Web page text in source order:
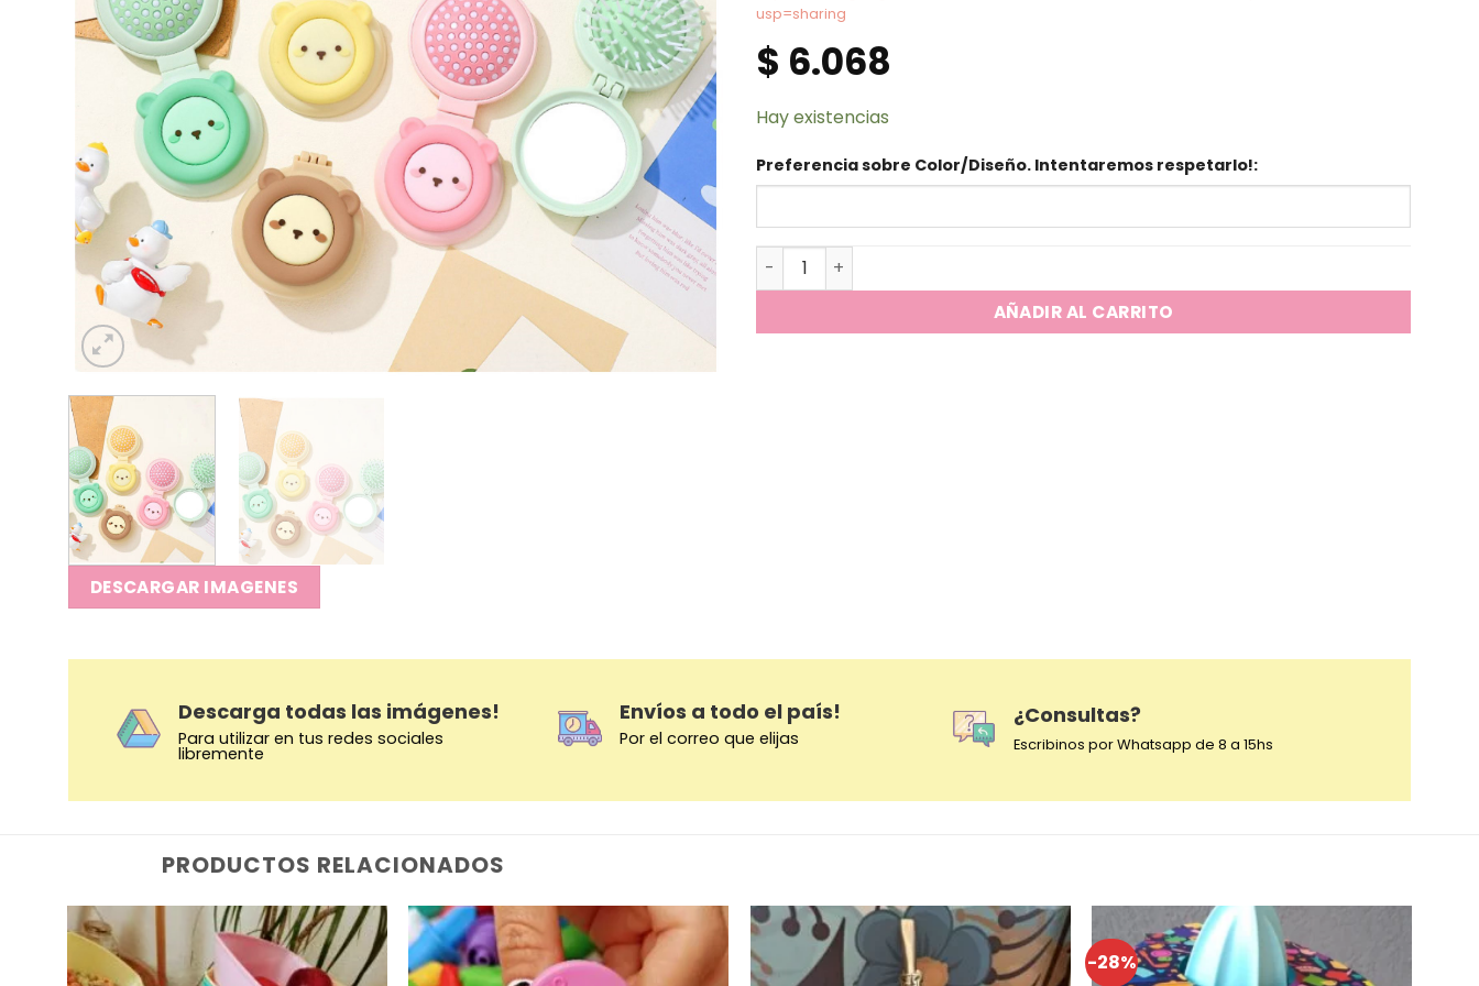
DESCARGAR IMAGENES
usp=sharing
$ 6.068
Hay existencias
Preferencia sobre Color/Diseño. Intentaremos respetarlo!:
Mini Cepillo Lion cantidad
AÑADIR AL CARRITO
Descarga todas las imágenes!
Para utilizar en tus redes sociales
libremente
Envíos a todo el país!
Por el correo que elijas
¿Consultas?
Escribinos por Whatsapp de 8 a 15hs
PRODUCTOS RELACIONADOS
-28%